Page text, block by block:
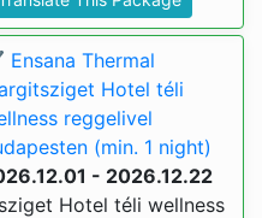
Thermal
Hotel téli
reggelivel
(min. 1 night)
- 2026.12.22
Hotel téli wellness